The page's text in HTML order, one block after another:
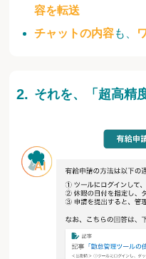
容を転送
チャットの内容も、
それを、「超高精